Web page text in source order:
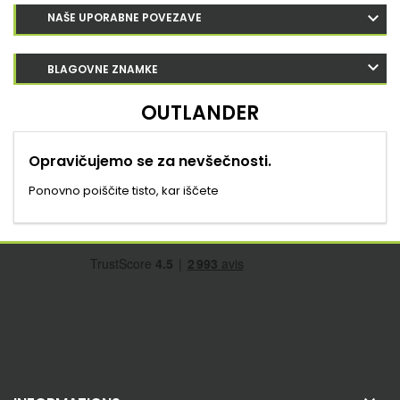
NAŠE UPORABNE POVEZAVE
BLAGOVNE ZNAMKE
OUTLANDER
Opravičujemo se za nevšečnosti.
Ponovno poiščite tisto, kar iščete